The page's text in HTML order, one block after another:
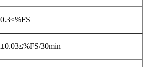
0.3≤%FS
±0.03≤%FS/30min